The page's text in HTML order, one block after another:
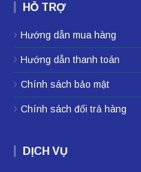
HỖ TRỢ
Hướng dẫn mua hàng
Hướng dẫn thanh toán
Chính sách bảo mật
Chính sách đổi trả hàng
DỊCH VỤ